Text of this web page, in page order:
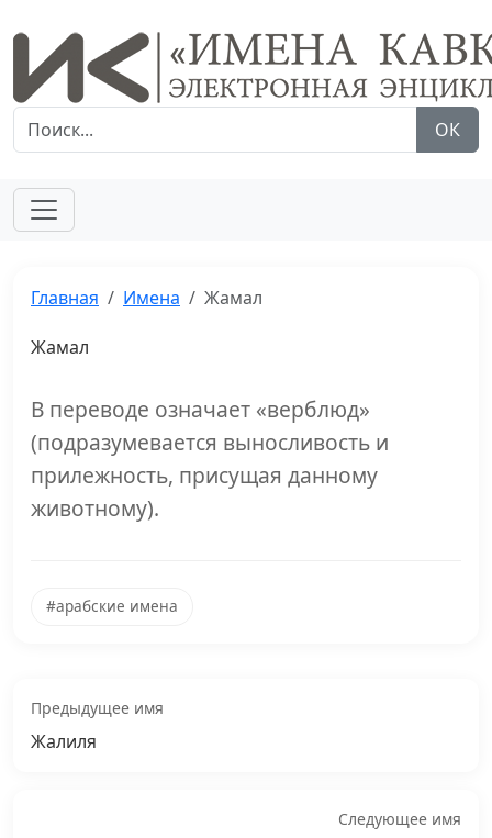
ОК
Главная Имена Жамал
Жамал
В переводе означает «верблюд»
(подразумевается выносливость и
прилежность, присущая данному
животному).
#арабские имена
Предыдущее имя
Жалиля
Следующее имя